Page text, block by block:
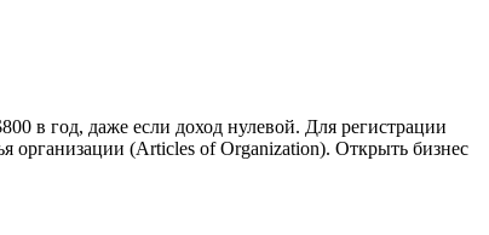
в год, даже если доход нулевой. Для регистрации
организации (Articles of Organization). Открыть бизнес